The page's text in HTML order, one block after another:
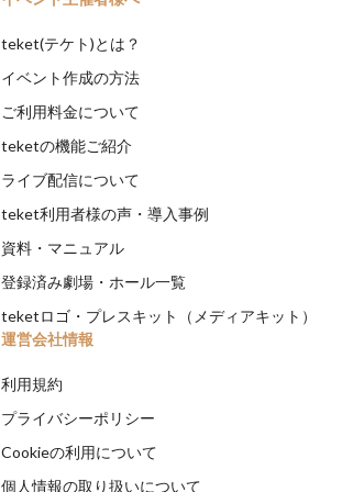
teket(テケト)とは？
イベント作成の方法
ご利用料金について
teketの機能ご紹介
ライブ配信について
teket利用者様の声・導入事例
資料・マニュアル
登録済み劇場・ホール一覧
teketロゴ・プレスキット（メディアキット）
運営会社情報
利用規約
プライバシーポリシー
Cookieの利用について
個人情報の取り扱いについて